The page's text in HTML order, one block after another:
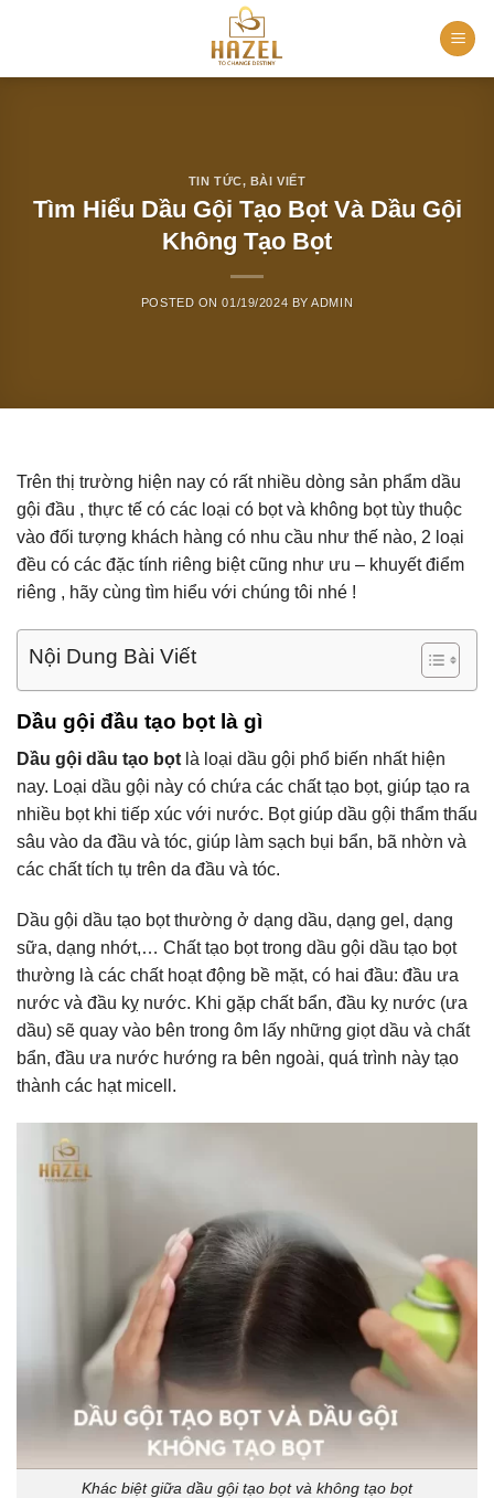
TIN TỨC, BÀI VIẾT
Tìm Hiểu Dầu Gội Tạo Bọt Và Dầu Gội
Không Tạo Bọt
POSTED ON01/19/2024 BYADMIN
Trên thị trường hiện nay có rất nhiều dòng sản phẩm dầu
gội đầu , thực tế có các loại có bọt và không bọt tùy thuộc
vào đối tượng khách hàng có nhu cầu như thế nào, 2 loại
đều có các đặc tính riêng biệt cũng như ưu – khuyết điểm
riêng , hãy cùng tìm hiểu với chúng tôi nhé !
Nội Dung Bài Viết
Dầu gội đầu tạo bọt là gì
Dầu gội dầu tạo bọt là loại dầu gội phổ biến nhất hiện
nay. Loại dầu gội này có chứa các chất tạo bọt, giúp tạo ra
nhiều bọt khi tiếp xúc với nước. Bọt giúp dầu gội thẩm thấu
sâu vào da đầu và tóc, giúp làm sạch bụi bẩn, bã nhờn và
các chất tích tụ trên da đầu và tóc.
Dầu gội dầu tạo bọt thường ở dạng dầu, dạng gel, dạng
sữa, dạng nhớt,… Chất tạo bọt trong dầu gội dầu tạo bọt
thường là các chất hoạt động bề mặt, có hai đầu: đầu ưa
nước và đầu kỵ nước. Khi gặp chất bẩn, đầu kỵ nước (ưa
dầu) sẽ quay vào bên trong ôm lấy những giọt dầu và chất
bẩn, đầu ưa nước hướng ra bên ngoài, quá trình này tạo
thành các hạt micell.
Khác biệt giữa dầu gội tạo bọt và không tạo bọt